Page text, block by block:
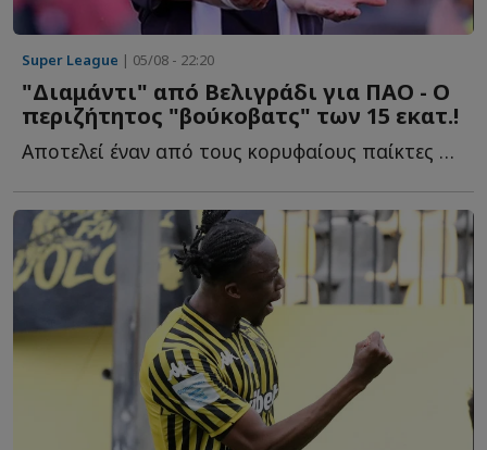
Super League | 05/08 - 22:20
"Διαμάντι" από Βελιγράδι για ΠΑΟ - Ο
περιζήτητος "βούκοβατς" των 15 εκατ.!
Αποτελεί έναν από τους κορυφαίους παίκτες στις μετρήσεις π...